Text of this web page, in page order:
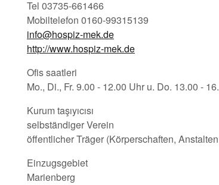
Tel 03735-661466
Mobiltelefon 0160-99315139
info@hospiz-mek.de
http://www.hospiz-mek.de
Ofis saatleri
Mo., Di., Fr. 9.00 - 12.00 Uhr u. Do. 13.00 -
Kurum taşıyıcısı
selbständiger Verein
öffentlicher Träger (Körperschaften,
Einzugsgebiet
Marienberg